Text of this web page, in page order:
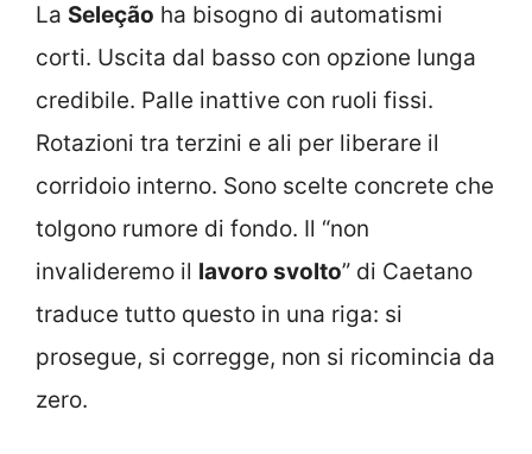
La Seleção ha bisogno di automatismi
corti. Uscita dal basso con opzione lunga
credibile. Palle inattive con ruoli fissi.
Rotazioni tra terzini e ali per liberare il
corridoio interno. Sono scelte concrete che
tolgono rumore di fondo. Il “non
invalideremo il lavoro svolto” di Caetano
traduce tutto questo in una riga: si
prosegue, si corregge, non si ricomincia da
zero.